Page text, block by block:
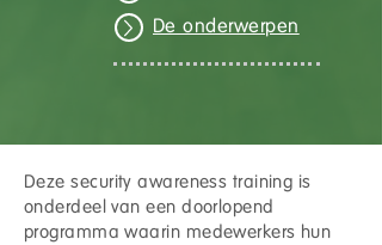
De onderwerpen
Deze security awareness training is
onderdeel van een doorlopend
programma waarin medewerkers hun